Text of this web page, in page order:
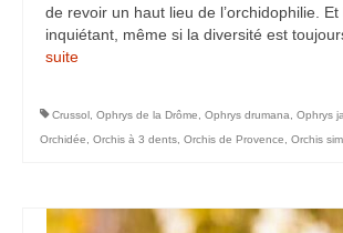
Mercantour
Vanoise
de revoir un haut lieu de l’orchidophilie.
inquiétant, même si la diversité est
suite­­
Crussol Ophrys de la Drôme Ophrys drumana Ophrys
Orchidée
Orchis à 3 dents Orchis de Provence Orchis